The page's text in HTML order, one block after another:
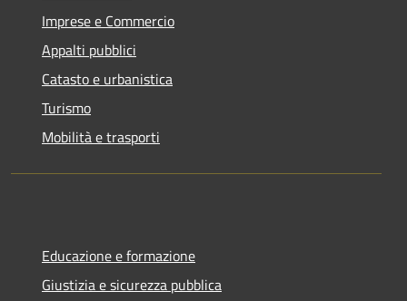
Imprese e Commercio
Appalti pubblici
Catasto e urbanistica
Turismo
Mobilità e trasporti
Educazione e formazione
Giustizia e sicurezza pubblica